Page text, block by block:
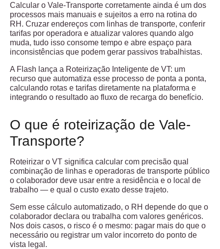
Calcular o Vale-Transporte corretamente ainda é um dos
processos mais manuais e sujeitos a erro na rotina do
RH. Cruzar endereços com linhas de transporte, conferir
tarifas por operadora e atualizar valores quando algo
muda, tudo isso consome tempo e abre espaço para
inconsistências que podem gerar passivos trabalhistas.
A Flash lança a Roteirização Inteligente de VT: um
recurso que automatiza esse processo de ponta a ponta,
calculando rotas e tarifas diretamente na plataforma e
integrando o resultado ao fluxo de recarga do benefício.
O que é roteirização de Vale-
Transporte?
Roteirizar o VT significa calcular com precisão qual
combinação de linhas e operadoras de transporte público
o colaborador deve usar entre a residência e o local de
trabalho — e qual o custo exato desse trajeto.
Sem esse cálculo automatizado, o RH depende do que o
colaborador declara ou trabalha com valores genéricos.
Nos dois casos, o risco é o mesmo: pagar mais do que o
necessário ou registrar um valor incorreto do ponto de
vista legal.